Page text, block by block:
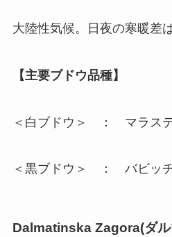
大陸性気候。日夜の寒暖差
【主要ブドウ品種】
＜白ブドウ＞ ： マラステ
＜黒ブドウ＞ ： バビッチ
Dalmatinska Zagora(ダ